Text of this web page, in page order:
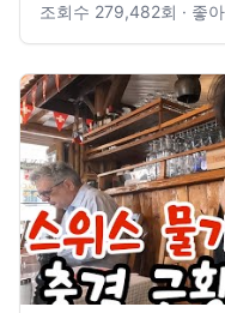
https://
조회수 279,482회 · 좋